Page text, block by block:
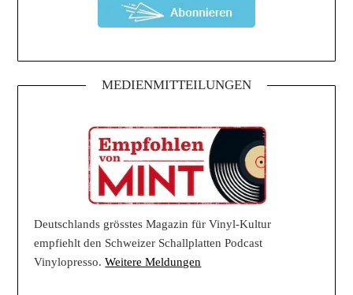
MEDIENMITTEILUNGEN
Deutschlands grösstes Magazin für Vinyl-Kultur
empfiehlt den Schweizer Schallplatten Podcast
Vinylopresso.Weitere Meldungen